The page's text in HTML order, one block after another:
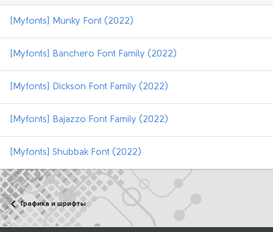
[Myfonts] Munky Font (2022)
[Myfonts] Banchero Font Family (2022)
[Myfonts] Dickson Font Family (2022)
[Myfonts] Bajazzo Font Family (2022)
[Myfonts] Shubbak Font (2022)
Графика и шрифты